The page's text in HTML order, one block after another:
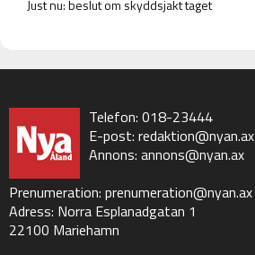
Just nu: beslut om skyddsjakt taget
Telefon: 018-23444
E-post: redaktion@nyan.ax
Annons: annons@nyan.ax
Prenumeration: prenumeration@nyan.ax
Adress: Norra Esplanadgatan 1
22100 Mariehamn